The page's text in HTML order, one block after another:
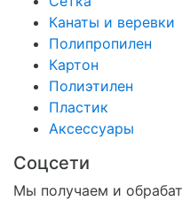
Канаты и веревки
Полипропилен
Картон
Полиэтилен
Пластик
Аксессуары
Соцсети
Мы получаем и